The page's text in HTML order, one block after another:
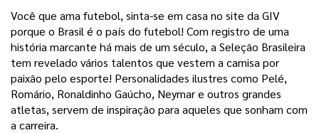
Você que ama futebol, sinta-se em casa no site da GIV
porque o Brasil é o país do futebol! Com registro de uma
história marcante há mais de um século, a Seleção Brasileira
tem revelado vários talentos que vestem a camisa por
paixão pelo esporte! Personalidades ilustres como Pelé,
Romário, Ronaldinho Gaúcho, Neymar e outros grandes
atletas, servem de inspiração para aqueles que sonham com
a carreira.